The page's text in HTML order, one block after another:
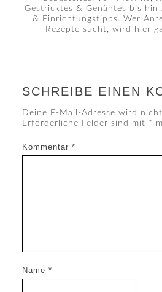
Gestricktes & Genähtes bis hin
& Einrichtungstipps. Wer
Rezepte sucht, wird hier
SCHREIBE EINEN
Deine E-Mail-Adresse wird
Erforderliche Felder sind mit *
Kommentar *
Name *